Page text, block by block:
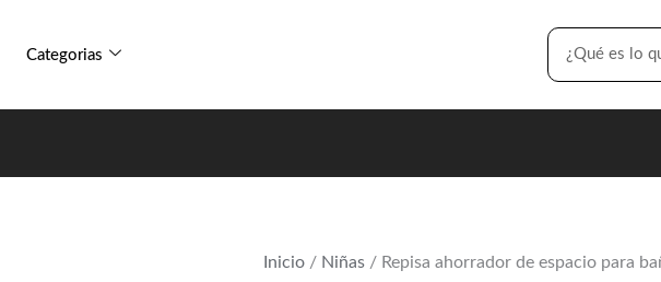
Categorias
Inicio / Niñas / Repisa ahorrador de espacio para
espacio